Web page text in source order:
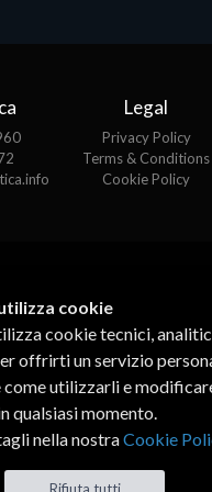
Legal
Privacy Policy
Terms & Conditions
Cookie Policy
cookie
cookie tecnici,
offrirti un servizio
come utilizzarli e
qualsiasi momento.
nella nostraCookie